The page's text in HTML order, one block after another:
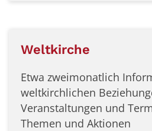
Weltkirche
Etwa zweimonatlich
weltkirchlichen
Veranstaltungen und
Themen und Aktionen